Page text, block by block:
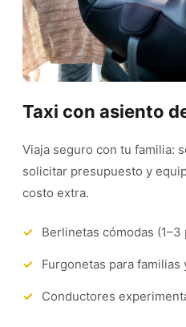
Taxi con asiento
Viaja seguro con tu familia:
solicitar presupuesto y
costo extra.
Berlinetas cómodas (1–3
Furgonetas para familias
Conductores